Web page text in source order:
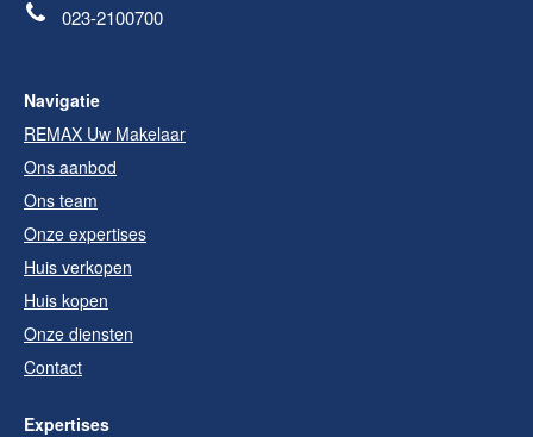
023-2100700
Navigatie
REMAX Uw Makelaar
Ons aanbod
Ons team
Onze expertises
Huis verkopen
Huis kopen
Onze diensten
Contact
Expertises